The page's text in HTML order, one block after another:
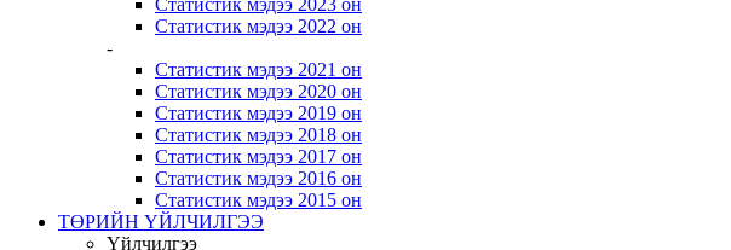
Статистик мэдээ 2023 он
Статистик мэдээ 2022 он
-
Статистик мэдээ 2021 он
Статистик мэдээ 2020 он
Статистик мэдээ 2019 он
Статистик мэдээ 2018 он
Статистик мэдээ 2017 он
Статистик мэдээ 2016 он
Статистик мэдээ 2015 он
ТӨРИЙН ҮЙЛЧИЛГЭЭ
Үйлчилгээ